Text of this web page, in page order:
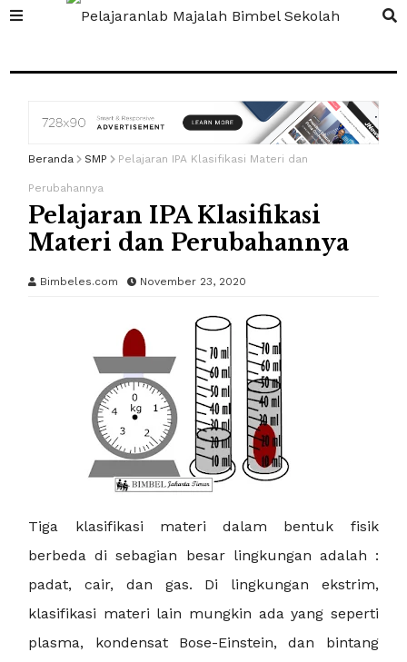
Beranda SMP Pelajaran IPA Klasifikasi Materi dan
Perubahannya
Pelajaran IPA Klasifikasi
Materi dan Perubahannya
Bimbeles.com November 23, 2020
Tiga klasifikasi materi dalam bentuk fisik
berbeda di sebagian besar lingkungan adalah :
padat, cair, dan gas. Di lingkungan ekstrim,
klasifikasi materi lain mungkin ada yang seperti
plasma, kondensat Bose-Einstein, dan bintang